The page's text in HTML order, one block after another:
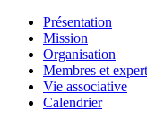
Présentation
Mission
Organisation
Membres et
Vie associative
Calendrier